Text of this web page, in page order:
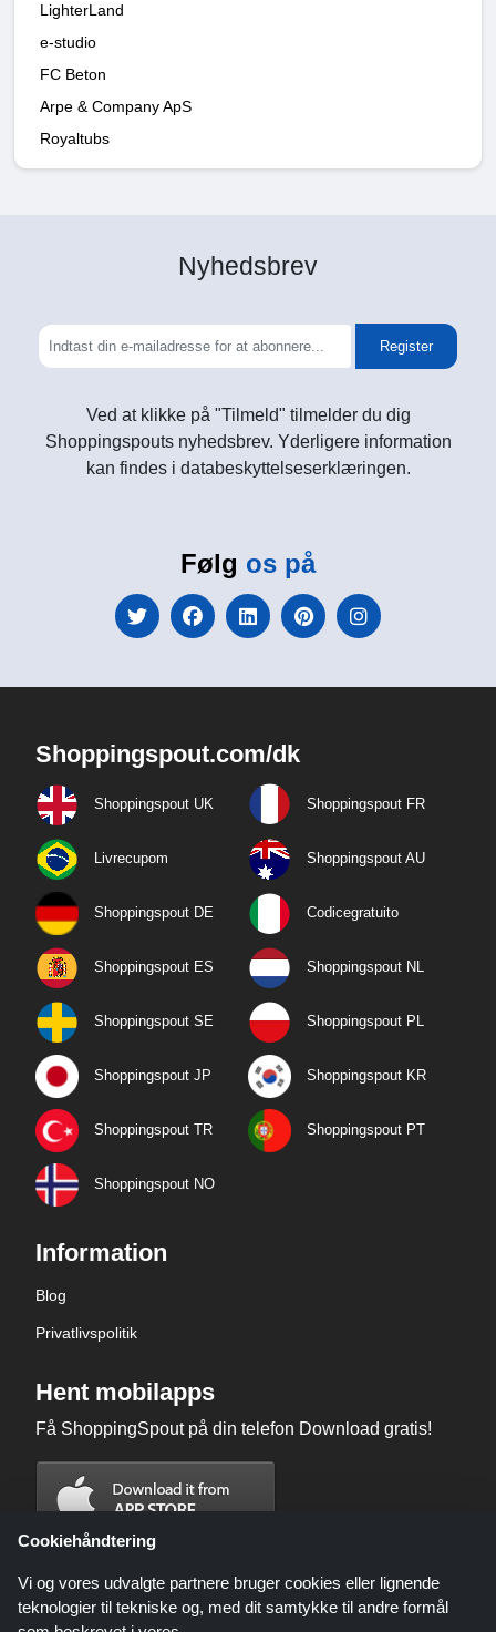
LighterLand
e-studio
FC Beton
Arpe & Company ApS
Royaltubs
Nyhedsbrev
Register
Ved at klikke på "Tilmeld" tilmelder du dig
Shoppingspouts nyhedsbrev. Yderligere information
kan findes i databeskyttelseserklæringen.
Følg os på
Shoppingspout.com/dk
Shoppingspout UK Shoppingspout FR
Livrecupom Shoppingspout AU
Shoppingspout DE Codicegratuito
Shoppingspout ES Shoppingspout NL
Shoppingspout SE Shoppingspout PL
Shoppingspout JP Shoppingspout KR
Shoppingspout TR Shoppingspout PT
Shoppingspout NO
Information
Blog
Privatlivspolitik
Hent mobilapps
Få ShoppingSpout på din telefon Download gratis!
Cookiehåndtering
Vi og vores udvalgte partnere bruger cookies eller lignende
teknologier til tekniske og, med dit samtykke til andre formål